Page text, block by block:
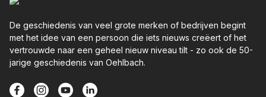
De geschiedenis van veel grote merken of bedrijven begint
met het idee van een persoon die iets nieuws creëert of het
vertrouwde naar een geheel nieuw niveau tilt - zo ook de 50-
jarige geschiedenis van Oehlbach.